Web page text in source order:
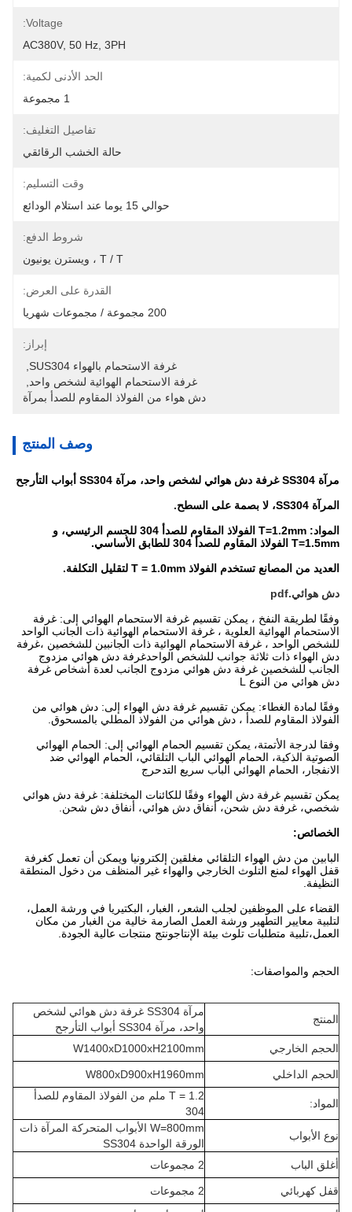
Voltage:
AC380V, 50 Hz, 3PH
الحد الأدنى لكمية:
1 مجموعة
تفاصيل التغليف:
حالة الخشب الرقائقي
وقت التسليم:
حوالي 15 يوما عند استلام الودائع
شروط الدفع:
T / T ، ويسترن يونيون
القدرة على العرض:
200 مجموعة / مجموعات شهريا
إبراز:
غرفة الاستحمام بالهواء SUS304
غرفة الاستحمام الهوائية لشخص واحد
دش هواء من الفولاذ المقاوم للصدأ بمرآة
وصف المنتج
مرآة SS304 غرفة دش هوائي لشخص واحد، مرآة SS304 أبواب التأرجح
المرآة SS304، لا بصمة على السطح.
المواد: T=1.2mm الفولاذ المقاوم للصدأ 304 للجسم الرئيسي، و
T=1.5mm الفولاذ المقاوم للصدأ 304 للطابق الأساسي.
العديد من المصانع تستخدم الفولاذ T = 1.0mm لتقليل التكلفة.
دش هوائي.pdf
وفقًا لطريقة النفخ ، يمكن تقسيم غرفة الاستحمام الهوائي إلى: غرفة
الاستحمام الهوائية العلوية ، غرفة الاستحمام الهوائية ذات الجانب الواحد
للشخص الواحد ، غرفة الاستحمام الهوائية ذات الجانبين للشخصين ،غرفة
دش الهواء ذات ثلاثة جوانب للشخص الواحدغرفة دش هوائي مزدوج
الجانب للشخصين غرفة دش هوائي مزدوج الجانب لعدة أشخاص غرفة
دش هوائي من النوع L
وفقًا لمادة الغطاء: يمكن تقسيم غرفة دش الهواء إلى: دش هوائي من
الفولاذ المقاوم للصدأ ، دش هوائي من الفولاذ المطلي بالمسحوق.
وفقا لدرجة الأتمتة، يمكن تقسيم الحمام الهوائي إلى: الحمام الهوائي
الصوتية الذكية، الحمام الهوائي الباب التلقائي، الحمام الهوائي ضد
الانفجار، الحمام الهوائي الباب سريع التدحرج
يمكن تقسيم غرفة دش الهواء وفقًا للكائنات المختلفة: غرفة دش هوائي
شخصي، غرفة دش شحن، أنفاق دش هوائي، أنفاق دش شحن.
الخصائص:
البابين من دش الهواء التلقائي مغلقين إلكترونيا ويمكن أن تعمل كغرفة
قفل الهواء لمنع التلوث الخارجي والهواء غير المنظف من دخول المنطقة
النظيفة.
القضاء على الموظفين لجلب الشعر، الغبار، البكتيريا في ورشة العمل،
لتلبية معايير التطهير ورشة العمل الصارمة خالية من الغبار من مكان
العمل،تلبية متطلبات تلوث بيئة الإنتاجونتج منتجات عالية الجودة.
الحجم والمواصفات:
المنتج
مرآة SS304 غرفة دش هوائي لشخص
واحد، مرآة SS304 أبواب التأرجح
الحجم الخارجي
W1400xD1000xH2100mm
الحجم الداخلي W800xD900xH1960mm
المواد:
T = 1.2 ملم من الفولاذ المقاوم للصدأ
304
نوع الأبواب
W=800mm الأبواب المتحركة المرآة ذات
الورقة الواحدة SS304
أغلق الباب
2 مجموعات
قفل كهربائي 2 مجموعات